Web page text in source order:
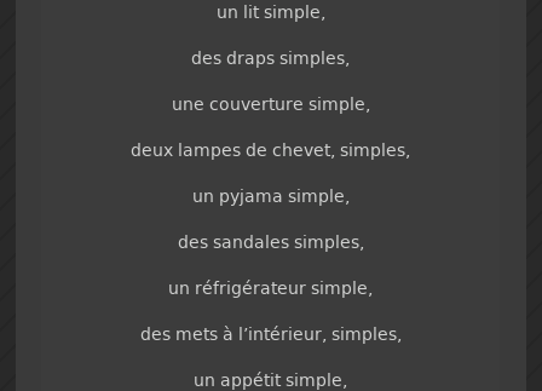
un lit simple,
des draps simples,
une couverture simple,
deux lampes de chevet, simples,
un pyjama simple,
des sandales simples,
un réfrigérateur simple,
des mets à l’intérieur, simples,
un appétit simple,